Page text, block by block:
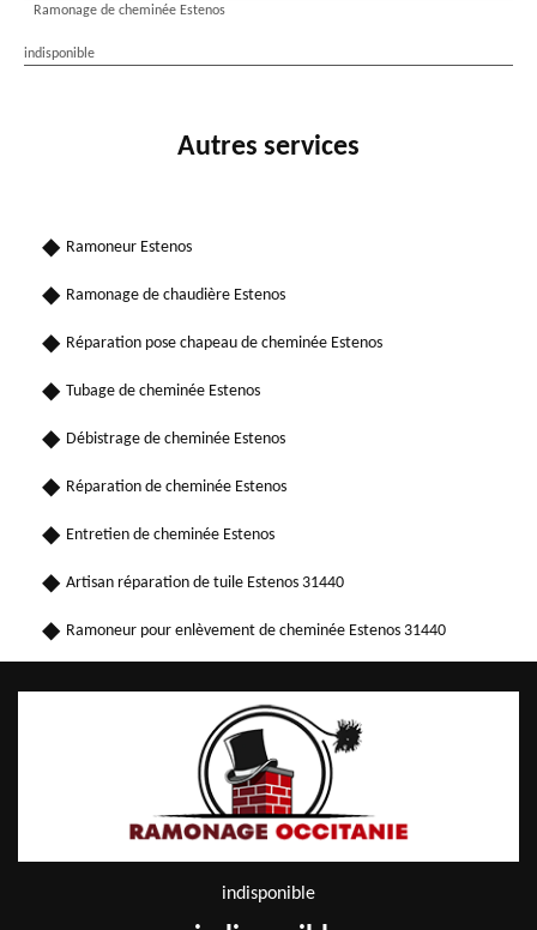
Ramonage de cheminée Estenos
indisponible
Autres services
Ramoneur Estenos
Ramonage de chaudière Estenos
Réparation pose chapeau de cheminée Estenos
Tubage de cheminée Estenos
Débistrage de cheminée Estenos
Réparation de cheminée Estenos
Entretien de cheminée Estenos
Artisan réparation de tuile Estenos 31440
Ramoneur pour enlèvement de cheminée Estenos 31440
indisponible